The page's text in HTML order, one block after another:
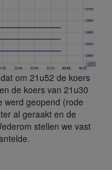
om 21u52 de koers
de koers van 21u30
werd geopend (rode
al geraakt en de
stellen we vast